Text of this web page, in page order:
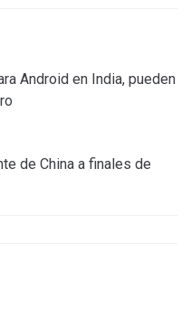
Android en India, pueden
de China a finales de